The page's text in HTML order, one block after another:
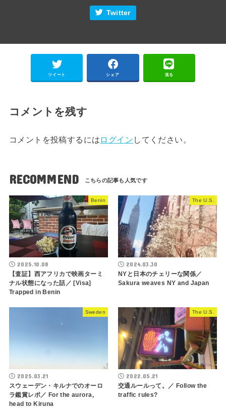
Twitter
ツイート シェア 送る
コメントを残す
コメントを投稿するには ログイン してください。
RECOMMEND
Benin
2025.10.08
【査証】西アフリカで映画ターミ
ナル状態になった話／ [Visa]
Trapped in Benin
The U.S.
2024.03.30
NYと日本のチェリーな関係／
Sakura weaves NY and Japan
Sweden
2025.03.21
スウェーデン・キルナでのオーロ
ラ鑑賞レポ／ For the aurora,
head to Kiruna
The U.S.
2022.05.21
交通ルールって。／ Follow the
traffic rules?